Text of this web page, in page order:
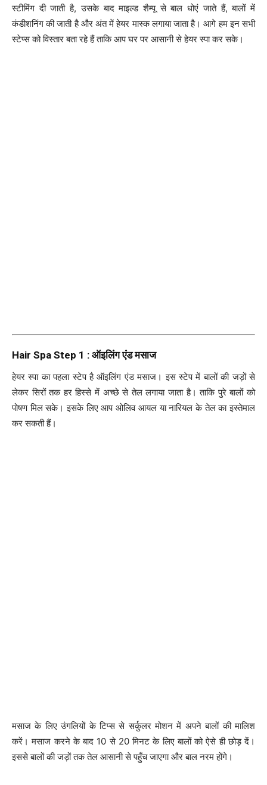
स्टीमिंग दी जाती है, उसके बाद माइल्ड शैम्पू से बाल धोएं जाते हैं, बालों में
कंडीशनिंग की जाती है और अंत में हेयर मास्क लगाया जाता है। आगे हम इन सभी
स्टेप्स को विस्तार बता रहे हैं ताकि आप घर पर आसानी से हेयर स्पा कर सके।
Hair Spa Step 1 : ऑइलिंग एंड मसाज
हेयर स्पा का पहला स्टेप है ऑइलिंग एंड मसाज। इस स्टेप में बालों की जड़ों से
लेकर सिरों तक हर हिस्से में अच्छे से तेल लगाया जाता है। ताकि पुरे बालों को
पोषण मिल सके। इसके लिए आप ओलिव आयल या नारियल के तेल का इस्तेमाल
कर सकती हैं।
मसाज के लिए उंगलियों के टिप्स से सर्कुलर मोशन में अपने बालों की मालिश
करें। मसाज करने के बाद 10 से 20 मिनट के लिए बालों को ऐसे ही छोड़ दें।
इससे बालों की जड़ों तक तेल आसानी से पहुँच जाएगा और बाल नरम होंगे।